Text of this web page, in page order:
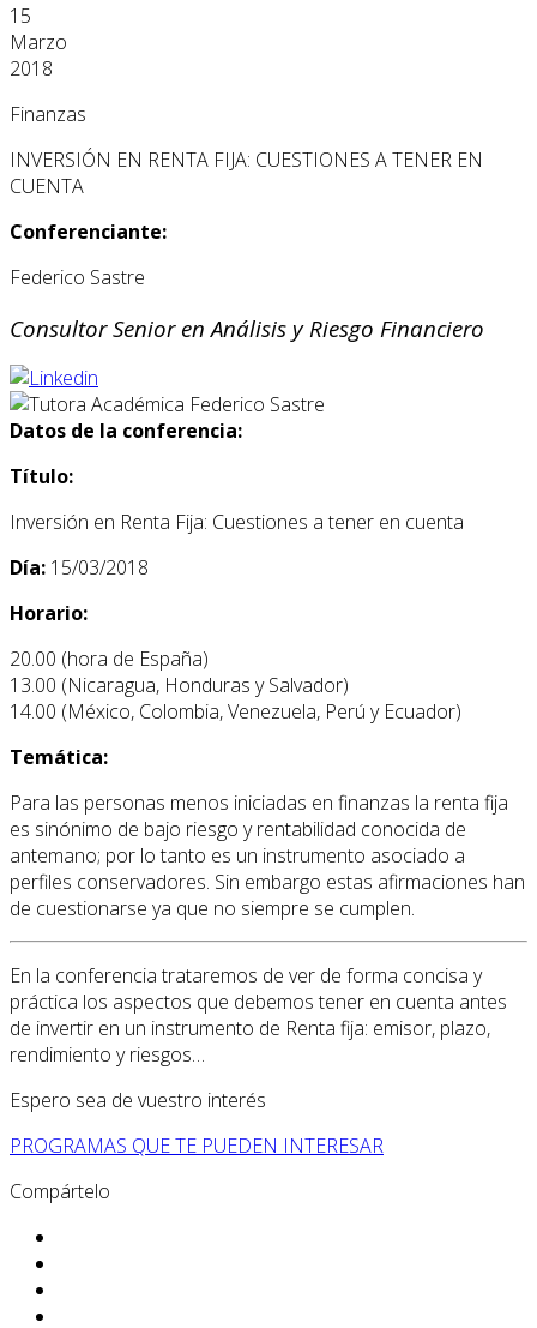
15
Marzo
2018
Finanzas
INVERSIÓN EN RENTA FIJA: CUESTIONES A TENER EN
CUENTA
Conferenciante:
Federico Sastre
Consultor Senior en Análisis y Riesgo Financiero
Datos de la conferencia:
Título:
Inversión en Renta Fija: Cuestiones a tener en cuenta
Día: 15/03/2018
Horario:
20.00 (hora de España)
13.00 (Nicaragua, Honduras y Salvador)
14.00 (México, Colombia, Venezuela, Perú y Ecuador)
Temática:
Para las personas menos iniciadas en finanzas la renta fija
es sinónimo de bajo riesgo y rentabilidad conocida de
antemano; por lo tanto es un instrumento asociado a
perfiles conservadores. Sin embargo estas afirmaciones han
de cuestionarse ya que no siempre se cumplen.
En la conferencia trataremos de ver de forma concisa y
práctica los aspectos que debemos tener en cuenta antes
de invertir en un instrumento de Renta fija: emisor, plazo,
rendimiento y riesgos…
Espero sea de vuestro interés
PROGRAMAS QUE TE PUEDEN INTERESAR
Compártelo